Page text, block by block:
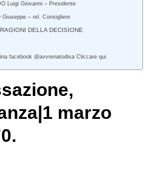
Luigi Giovanni – Presidente
Giuseppe – rel. Consigliere
DELLA DECISIONE
facebook @avvrenatodisa Cliccare qui
marzo